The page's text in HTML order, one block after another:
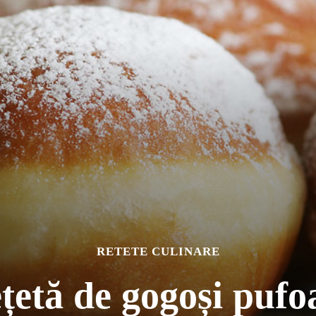
RETETE CULINARE
de gogoși